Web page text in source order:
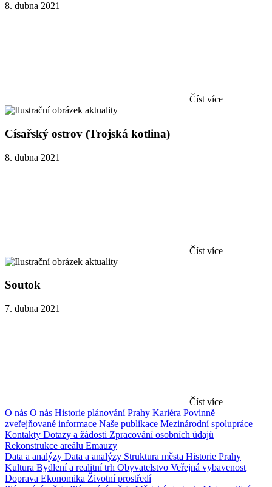
8. dubna 2021
Číst více
Císařský ostrov (Trojská kotlina)
8. dubna 2021
Číst více
Soutok
7. dubna 2021
Číst více
O nás O nás Historie plánování Prahy Kariéra Povinně
zveřejňované informace Naše publikace Mezinárodní spolupráce
Kontakty Dotazy a žádosti Zpracování osobních údajů
Rekonstrukce areálu Emauzy
Data a analýzy Data a analýzy Struktura města Historie Prahy
Kultura Bydlení a realitní trh Obyvatelstvo Veřejná vybavenost
Doprava Ekonomika Životní prostředí